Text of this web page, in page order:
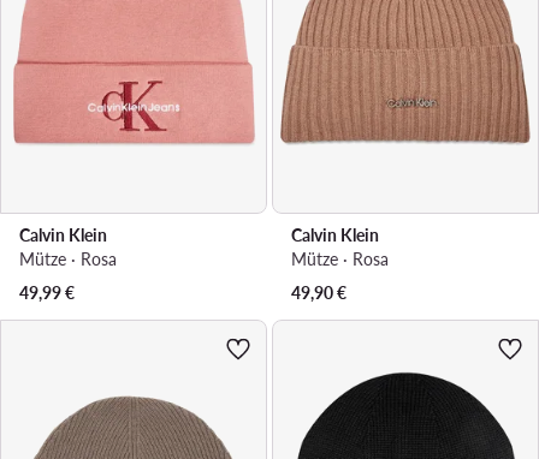
Calvin Klein
Mütze · Rosa
49,99€
Calvin Klein
Mütze · Rosa
49,90€